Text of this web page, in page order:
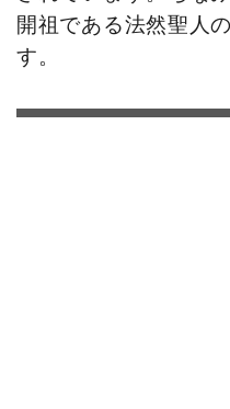
開祖である法然聖人
す。